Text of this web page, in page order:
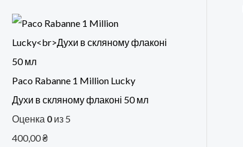
Paco Rabanne 1 Million Lucky
Духи в скляному флаконі 50 мл
Оценка 0 из 5
400,00₴